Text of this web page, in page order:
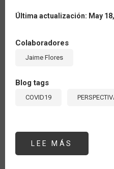
Última actualización: May
Colaboradores
Jaime Flores
Blog tags
COVID19
LEE MÁS
CON